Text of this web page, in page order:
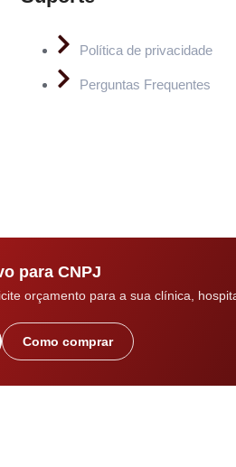
Política de privacidade
Perguntas Frequentes
para CNPJ
orçamento para a sua clínica,
Como comprar